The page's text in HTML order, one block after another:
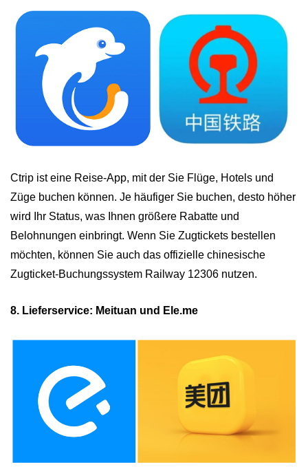
Ctrip ist eine Reise-App, mit der Sie Flüge, Hotels und
Züge buchen können. Je häufiger Sie buchen, desto höher
wird Ihr Status, was Ihnen größere Rabatte und
Belohnungen einbringt. Wenn Sie Zugtickets bestellen
möchten, können Sie auch das offizielle chinesische
Zugticket-Buchungssystem Railway 12306 nutzen.
8. Lieferservice: Meituan und Ele.me